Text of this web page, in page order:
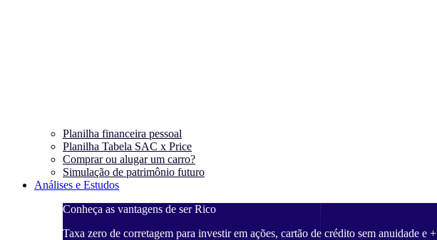
Planilha financeira pessoal
Planilha Tabela SAC x Price
Comprar ou alugar um carro?
Simulação de patrimônio futuro
Análises e Estudos
Conheça as vantagens de ser Rico
Taxa zero de corretagem para investir em ações, cartão de crédito sem anuidade e +